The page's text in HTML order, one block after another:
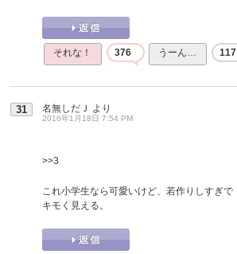
それな！ 376 うーん… 117
31 名無しだＪ より
2016年1月18日 7:54 PM
>>3
これ小学生なら可愛いけど、若作りしすぎで
キモく見える。